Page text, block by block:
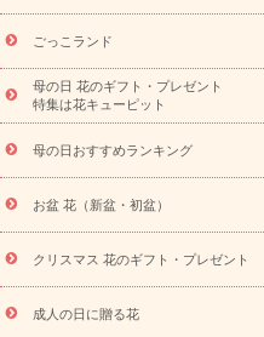
ら探す
お祝いの花特集
念日
結婚祝い 出産祝い
寿祝い
プチギフト ペット
供え・お悔やみ商品一覧
お
お供え プリザーブドフラワー
盆・初盆）
その他 お祝い
ビジネス用
ご自宅用 観葉
ドフラワー
スタイルから探
ンド花
お祝い お供え・お悔
ごっこランド
母の日 花のギフト・プレゼント
特集は花キューピット
母の日おすすめランキング
お盆 花（新盆・初盆）
クリスマス 花のギフト・プレゼント
成人の日に贈る花